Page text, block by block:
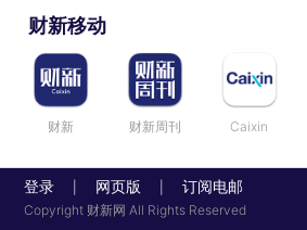
财新移动
财新 财新周刊 Caixin
登录 网页版 订阅电邮
Copyright 财新网 All Rights Reserved